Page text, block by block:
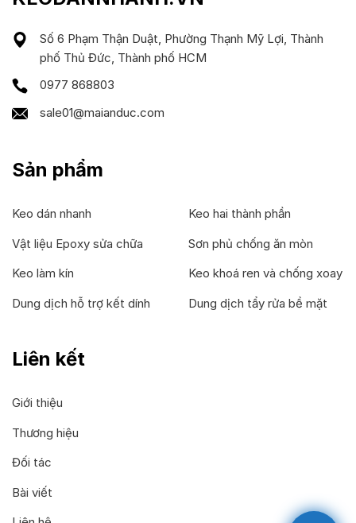
Số 6 Phạm Thận Duật, Phường Thạnh Mỹ Lợi, Thành
phố Thủ Đức, Thành phố HCM
0977 868803
sale01@maianduc.com
Sản phẩm
Keo dán nhanh
Keo hai thành phần
Vật liệu Epoxy sửa chữa
Sơn phủ chống ăn mòn
Keo làm kín
Keo khoá ren và chống xoay
Dung dịch hỗ trợ kết dính
Dung dịch tẩy rửa bề mặt
Liên kết
Giới thiệu
Thương hiệu
Đối tác
Bài viết